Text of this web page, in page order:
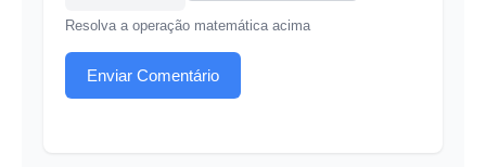
Resolva a operação matemática acima
Enviar Comentário